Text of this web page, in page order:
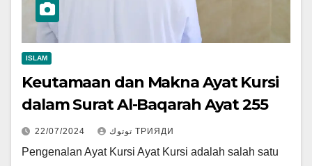
ISLAM
Keutamaan dan Makna Ayat Kursi
dalam Surat Al-Baqarah Ayat 255
22/07/2024 توتوك ТРИЯДИ
Pengenalan Ayat Kursi Ayat Kursi adalah salah satu